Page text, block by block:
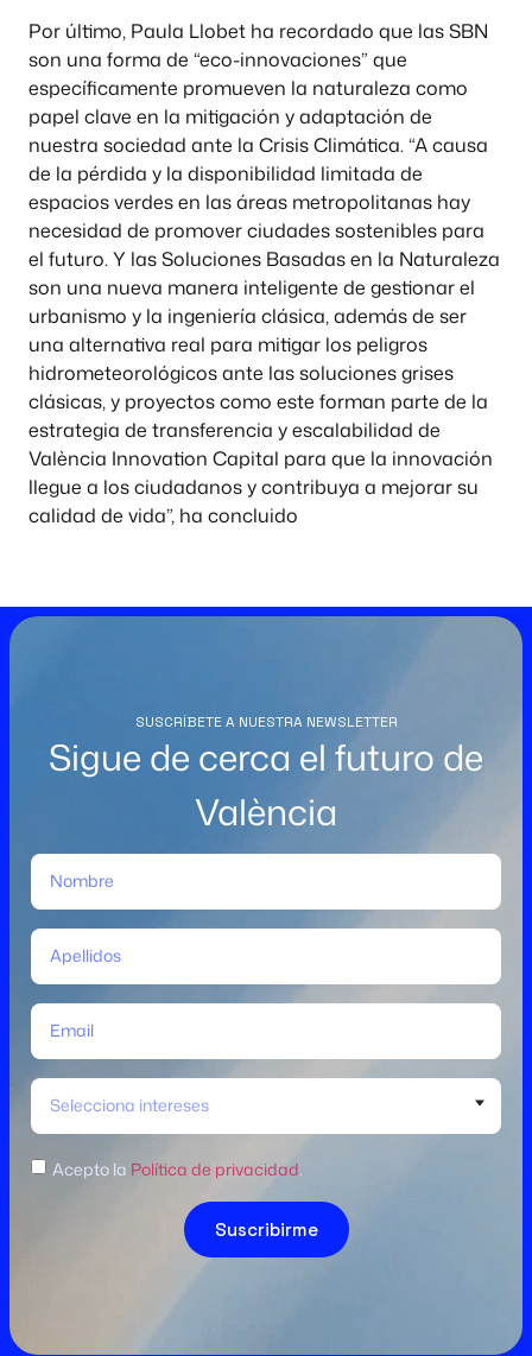
Por último, Paula Llobet ha recordado que las SBN
son una forma de “eco-innovaciones” que
específicamente promueven la naturaleza como
papel clave en la mitigación y adaptación de
nuestra sociedad ante la Crisis Climática. “A causa
de la pérdida y la disponibilidad limitada de
espacios verdes en las áreas metropolitanas hay
necesidad de promover ciudades sostenibles para
el futuro. Y las Soluciones Basadas en la Naturaleza
son una nueva manera inteligente de gestionar el
urbanismo y la ingeniería clásica, además de ser
una alternativa real para mitigar los peligros
hidrometeorológicos ante las soluciones grises
clásicas, y proyectos como este forman parte de la
estrategia de transferencia y escalabilidad de
València Innovation Capital para que la innovación
llegue a los ciudadanos y contribuya a mejorar su
calidad de vida”, ha concluido
SUSCRÍBETE A NUESTRA NEWSLETTER
Sigue de cerca el futuro de
València
Selecciona intereses
Acepto la Política de privacidad
Suscribirme